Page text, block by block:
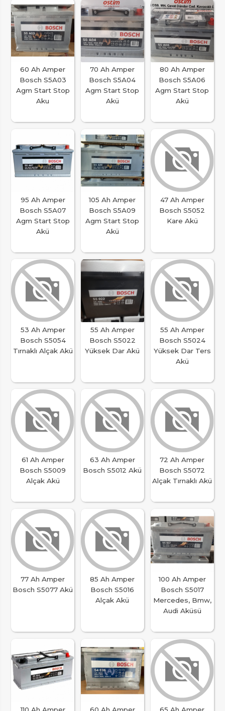
60 Ah Amper
Bosch S5A03
Agm Start Stop
Aku
70 Ah Amper
Bosch S5A04
Agm Start Stop
Akü
80 Ah Amper
Bosch S5A06
Agm Start Stop
Akü
95 Ah Amper
Bosch S5A07
Agm Start Stop
Akü
105 Ah Amper
Bosch S5A09
Agm Start Stop
Akü
47 Ah Amper
Bosch S5052
Kare Akü
53 Ah Amper
Bosch S5054
Tırnaklı Alçak Akü
55 Ah Amper
Bosch S5022
Yüksek Dar Akü
55 Ah Amper
Bosch S5024
Yüksek Dar Ters
Akü
61 Ah Amper
Bosch S5009
Alçak Akü
63 Ah Amper
Bosch S5012 Akü
72 Ah Amper
Bosch S5072
Alçak Tırnaklı Akü
77 Ah Amper
Bosch S5077 Akü
85 Ah Amper
Bosch S5016
Alçak Akü
100 Ah Amper
Bosch S5017
Mercedes, Bmw,
Audi Aküsü
110 Ah Amper 60 Ah Amper 65 Ah Amper